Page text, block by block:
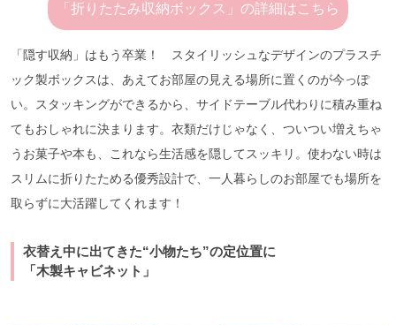
「折りたたみ収納ボックス」の詳細はこちら
「隠す収納」はもう卒業！ スタイリッシュなデザインのプラスチ
ック製ボックスは、あえてお部屋の見える場所に置くのが今っぽ
い。スタッキングができるから、サイドテーブル代わりに積み重ね
てもおしゃれに決まります。衣類だけじゃなく、ついつい増えちゃ
うお菓子や本も、これなら生活感を隠してスッキリ。使わない時は
スリムに折りたためる優秀設計で、一人暮らしのお部屋でも場所を
取らずに大活躍してくれます！
衣替え中に出てきた“小物たち”の定位置に
「木製キャビネット」